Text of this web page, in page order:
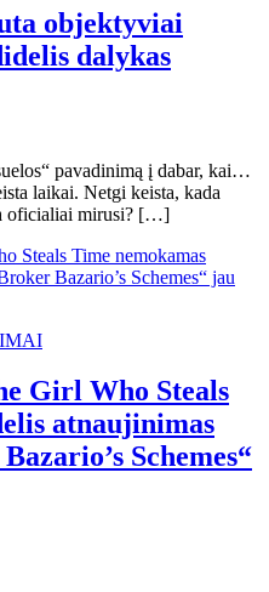
objektyviai
dalykas
pavadinimą į dabar, kai…
laikai. Netgi keista, kada
oficialiai mirusi? […]
Girl Who Steals
atnaujinimas
Schemes“